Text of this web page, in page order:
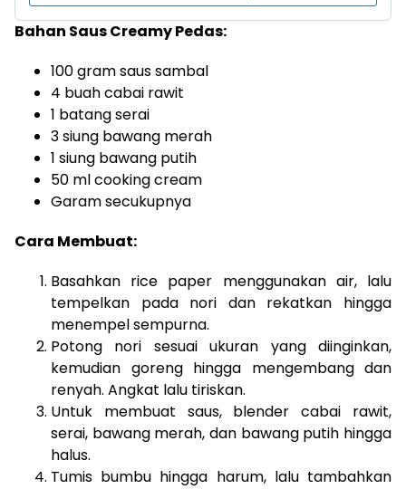
Bahan Saus Creamy Pedas:
100 gram saus sambal
4 buah cabai rawit
1 batang serai
3 siung bawang merah
1 siung bawang putih
50 ml cooking cream
Garam secukupnya
Cara Membuat:
Basahkan rice paper menggunakan air, lalu
tempelkan pada nori dan rekatkan hingga
menempel sempurna.
Potong nori sesuai ukuran yang diinginkan,
kemudian goreng hingga mengembang dan
renyah. Angkat lalu tiriskan.
Untuk membuat saus, blender cabai rawit,
serai, bawang merah, dan bawang putih hingga
halus.
Tumis bumbu hingga harum, lalu tambahkan